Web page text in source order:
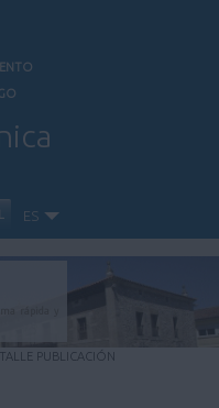
ES
PUBLICACIÓN